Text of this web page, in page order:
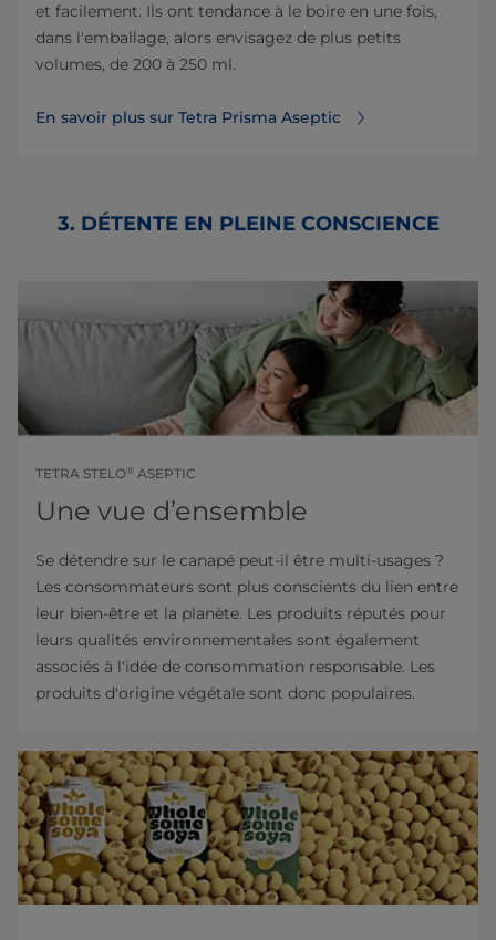
et facilement. Ils ont tendance à le boire en une fois,
dans l'emballage, alors envisagez de plus petits
volumes, de 200 à 250 ml.
En savoir plus sur Tetra Prisma Aseptic
3. DÉTENTE EN PLEINE CONSCIENCE
TETRA STELO® ASEPTIC
Une vue d’ensemble
Se détendre sur le canapé peut-il être multi-usages ?
Les consommateurs sont plus conscients du lien entre
leur bien-être et la planète. Les produits réputés pour
leurs qualités environnementales sont également
associés à l'idée de consommation responsable. Les
produits d'origine végétale sont donc populaires.